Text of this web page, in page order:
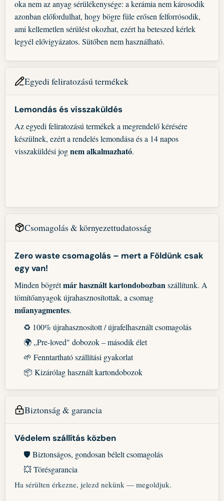
oka nem az anyag sérülékenysége: a kerámia nem károsodik
azonban előfordulhat, hogy bögre füle erősen felforrósodik,
ami kellemetlen sérülést okozhat, ezért ha beteszed kérlek
legyél elővigyázatos. Sütőben nem használható.
Egyedi feliratozású termékek
Lemondás és visszaküldés
Az egyedi feliratozású termékek a megrendelő kérésére
készülnek, ezért a rendelés lemondása és a 14 napos
visszaküldési jognem alkalmazható.
Csomagolás & környezettudatosság
Zero waste csomagolás – mert a Földünk csak
egy van!
Minden bögrétmár használt kartondobozbanszállítunk. A
tömítőanyagok újrahasznosítottak, a csomag
műanyagmentes.
♻️ 100% újrahasznosított / újrafelhasznált csomagolás
🌍 „Pre-loved" dobozok – második élet
🌱 Fenntartható szállítási gyakorlat
📦 Kizárólag használt kartondobozok
Biztonság & garancia
Védelem szállítás közben
🛡️ Biztonságos, gondosan bélelt csomagolás
💥 Törésgarancia
Ha sérülten érkezne, jelezd nekünk — megoldjuk.